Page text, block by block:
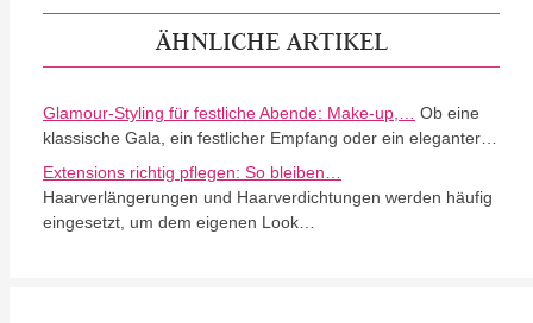
ÄHNLICHE ARTIKEL
Glamour-Styling für festliche Abende: Make-up,…
Ob eine
klassische Gala, ein festlicher Empfang oder ein eleganter…
Extensions richtig pflegen: So bleiben…
Haarverlängerungen und Haarverdichtungen werden häufig
eingesetzt, um dem eigenen Look…